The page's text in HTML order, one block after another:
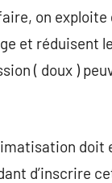
on
et réduisent
( doux )
doit
d’inscrire